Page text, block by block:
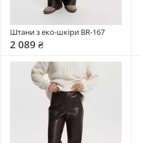
Штани з еко-шкіри BR-167
2 089 ₴